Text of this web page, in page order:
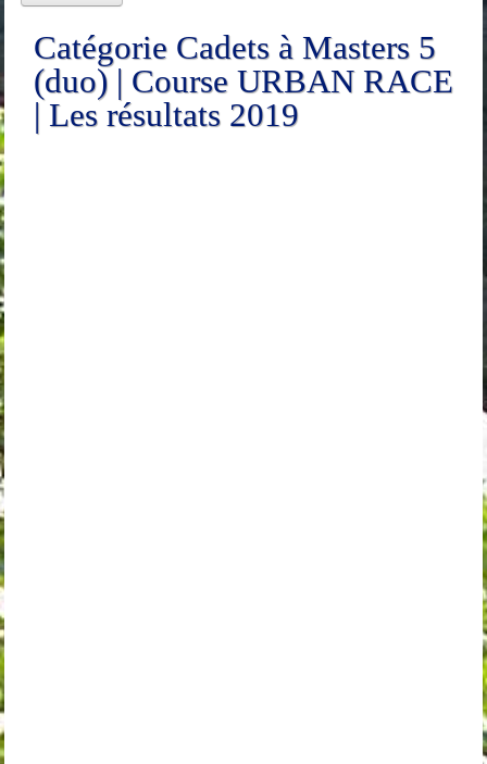
Catégorie Cadets à Masters 5
(duo) | Course URBAN RACE
| Les résultats 2019